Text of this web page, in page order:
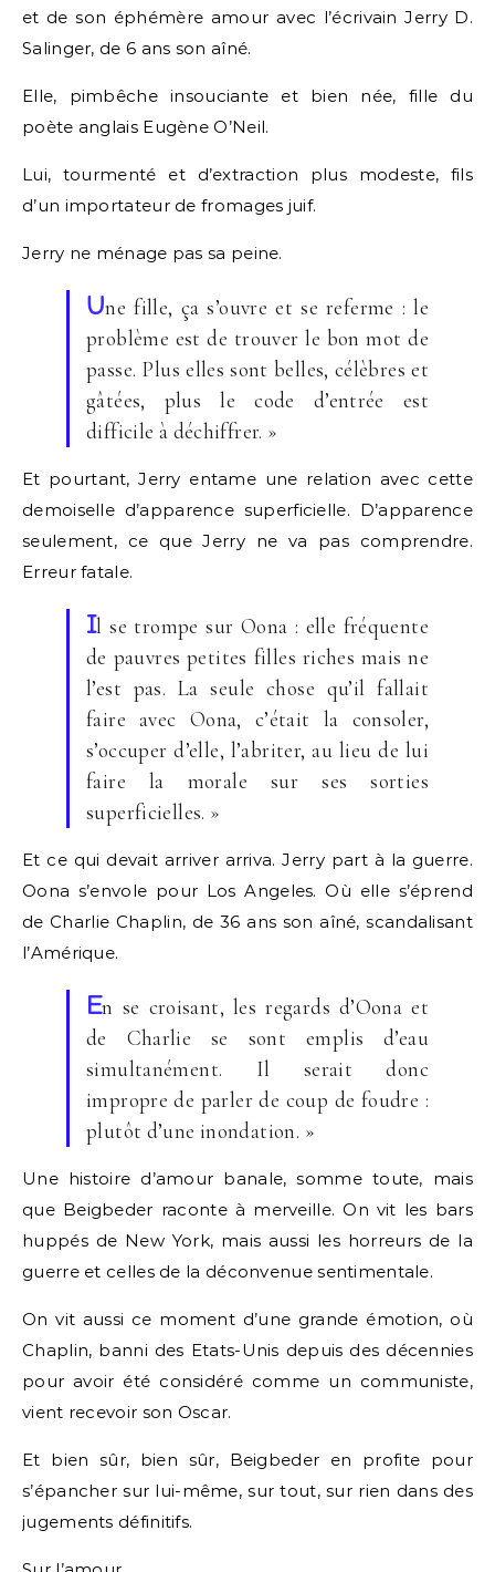
et de son éphémère amour avec l’écrivain Jerry D.
Salinger, de 6 ans son aîné.
Elle, pimbêche insouciante et bien née, fille du
poète anglais Eugène O’Neil.
Lui, tourmenté et d’extraction plus modeste, fils
d’un importateur de fromages juif.
Jerry ne ménage pas sa peine.
Une fille, ça s’ouvre et se referme : le
problème est de trouver le bon mot de
passe. Plus elles sont belles, célèbres et
gâtées, plus le code d’entrée est
difficile à déchiffrer. »
Et pourtant, Jerry entame une relation avec cette
demoiselle d’apparence superficielle. D’apparence
seulement, ce que Jerry ne va pas comprendre.
Erreur fatale.
Il se trompe sur Oona : elle fréquente
de pauvres petites filles riches mais ne
l’est pas. La seule chose qu’il fallait
faire avec Oona, c’était la consoler,
s’occuper d’elle, l’abriter, au lieu de lui
faire la morale sur ses sorties
superficielles. »
Et ce qui devait arriver arriva. Jerry part à la guerre.
Oona s’envole pour Los Angeles. Où elle s’éprend
de Charlie Chaplin, de 36 ans son aîné, scandalisant
l’Amérique.
En se croisant, les regards d’Oona et
de Charlie se sont emplis d’eau
simultanément. Il serait donc
impropre de parler de coup de foudre :
plutôt d’une inondation. »
Une histoire d’amour banale, somme toute, mais
que Beigbeder raconte à merveille. On vit les bars
huppés de New York, mais aussi les horreurs de la
guerre et celles de la déconvenue sentimentale.
On vit aussi ce moment d’une grande émotion, où
Chaplin, banni des Etats-Unis depuis des décennies
pour avoir été considéré comme un communiste,
vient recevoir son Oscar.
Et bien sûr, bien sûr, Beigbeder en profite pour
s’épancher sur lui-même, sur tout, sur rien dans des
jugements définitifs.